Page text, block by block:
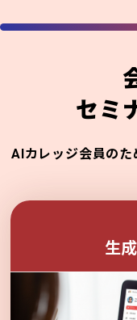
セミ
AIカレッジ会員の
生